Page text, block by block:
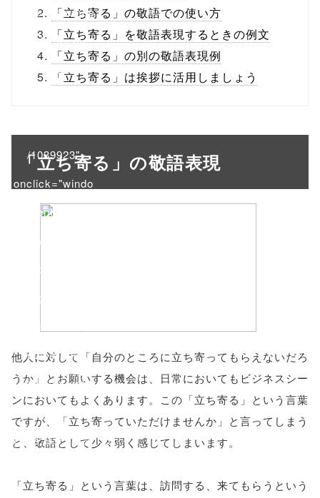
content/themes
/tapbiz_theme/
parts/sns-
/1039923"
onclick="windo
w.open(this.hre
f, 'Gwindow',
'width=550,
height=450,
toolbar=no,
scrollbars=yes'
false;"> シェア
「立ち寄る」の敬語での使い方
「立ち寄る」を敬語表現するときの例文
「立ち寄る」の別の敬語表現例
「立ち寄る」は挨拶に活用しましょう
「立ち寄る」の敬語表現
他人に対して「自分のところに立ち寄ってもらえないだろ
うか」とお願いする機会は、日常においてもビジネスシー
ンにおいてもよくあります。この「立ち寄る」という言葉
ですが、「立ち寄っていただけませんか」と言ってしまう
と、敬語として少々弱く感じてしまいます。
「立ち寄る」という言葉は、訪問する、来てもらうという